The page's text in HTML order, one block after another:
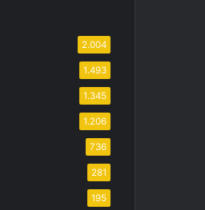
2.004
1.493
1.345
1.206
736
281
195